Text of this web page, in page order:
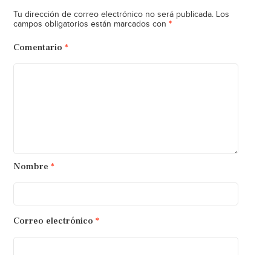
Tu dirección de correo electrónico no será publicada. Los
campos obligatorios están marcados con *
Comentario *
Nombre *
Correo electrónico *